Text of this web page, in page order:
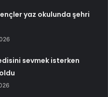
yaz okulunda şehri
sevmek isterken